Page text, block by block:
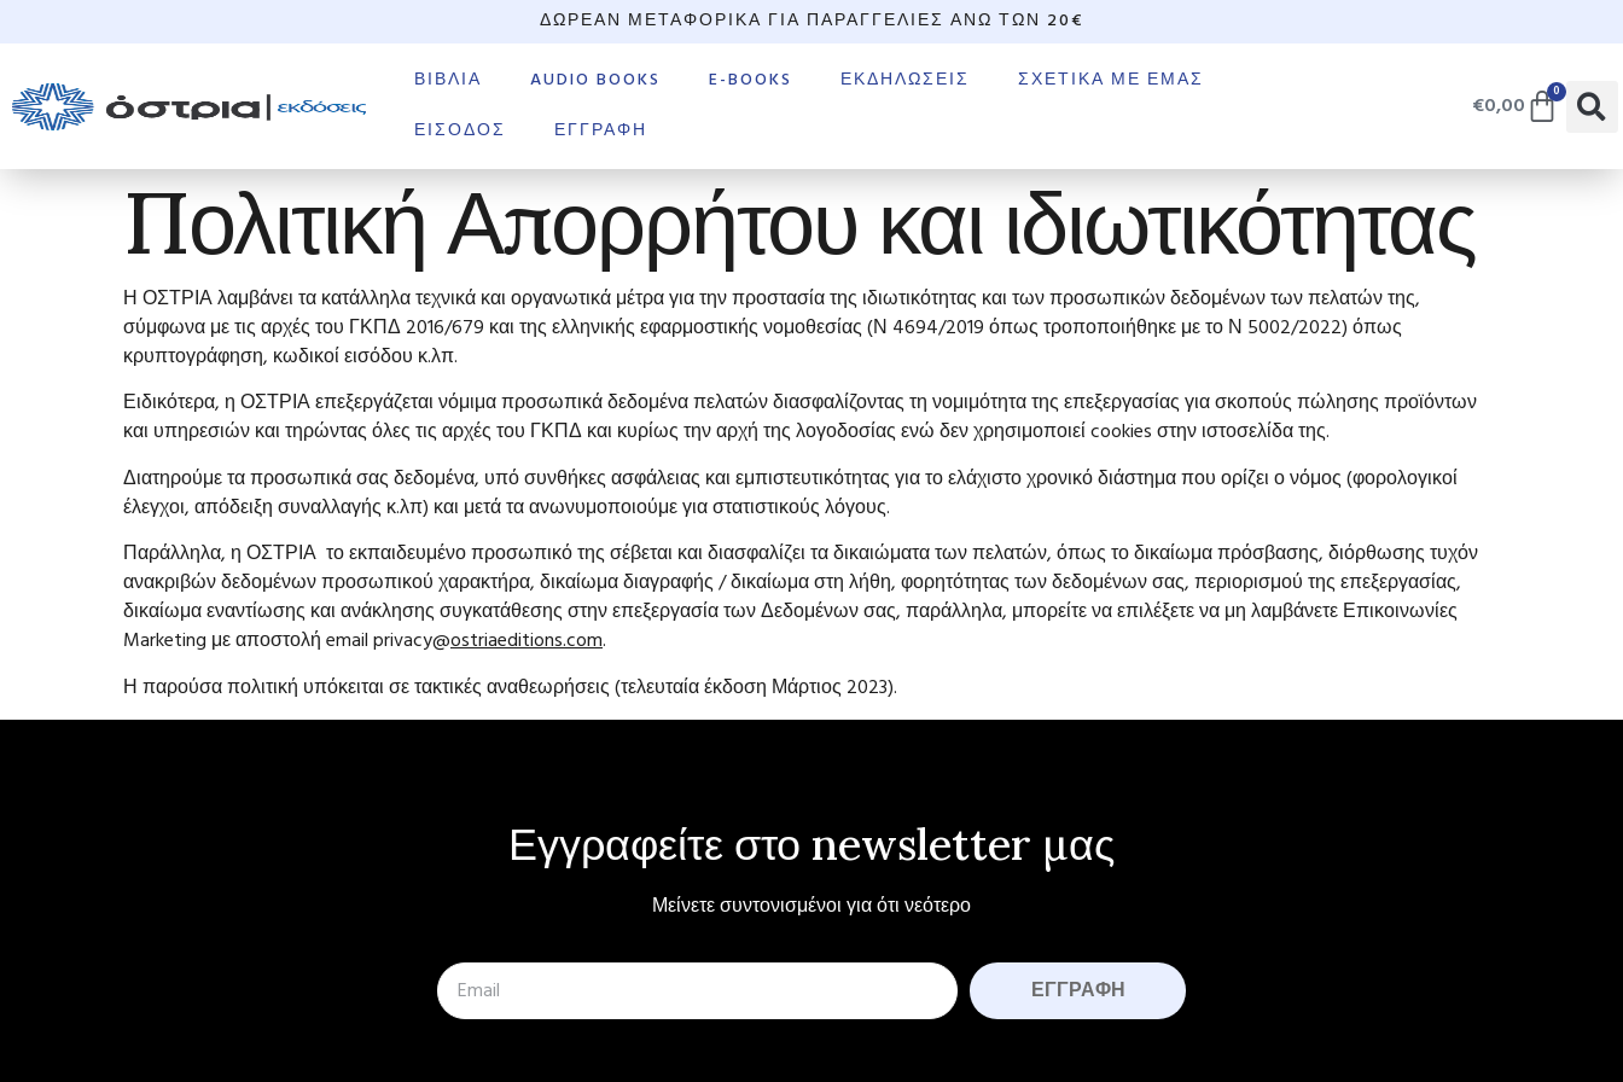
ΔΩΡΕΆΝ ΜΕΤΑΦΟΡΙΚΆ ΓΙΑ ΠΑΡΑΓΓΕΛΊΕΣ ΆΝΩ ΤΩΝ 20€
ΒΙΒΛΊΑ AUDIO BOOKS E-BOOKS ΕΚΔΗΛΏΣΕΙΣ
ΣΧΕΤΙΚΆ ΜΕ ΕΜΆΣ
ΕΊΣΟΔΟΣ
ΕΓΓΡΑΦΉ
€0,00 0
Πολιτική Απορρήτου και ιδιωτικότητας
Η ΟΣΤΡΙΑ λαμβάνει τα κατάλληλα τεχνικά και οργανωτικά μέτρα για την προστασία της ιδιωτικότητας και των προσωπικών δεδομένων των πελατών της,
σύμφωνα με τις αρχές του ΓΚΠΔ 2016/679 και της ελληνικής εφαρμοστικής νομοθεσίας (Ν 4694/2019 όπως τροποποιήθηκε με το Ν 5002/2022) όπως
κρυπτογράφηση, κωδικοί εισόδου κ.λπ.
Ειδικότερα, η ΟΣΤΡΙΑ επεξεργάζεται νόμιμα προσωπικά δεδομένα πελατών διασφαλίζοντας τη νομιμότητα της επεξεργασίας για σκοπούς πώλησης προϊόντων
και υπηρεσιών και τηρώντας όλες τις αρχές του ΓΚΠΔ και κυρίως την αρχή της λογοδοσίας ενώ δεν χρησιμοποιεί cookies στην ιστοσελίδα της.
Διατηρούμε τα προσωπικά σας δεδομένα, υπό συνθήκες ασφάλειας και εμπιστευτικότητας για το ελάχιστο χρονικό διάστημα που ορίζει ο νόμος (φορολογικοί
έλεγχοι, απόδειξη συναλλαγής κ.λπ) και μετά τα ανωνυμοποιούμε για στατιστικούς λόγους.
Παράλληλα, η ΟΣΤΡΙΑ το εκπαιδευμένο προσωπικό της σέβεται και διασφαλίζει τα δικαιώματα των πελατών, όπως το δικαίωμα πρόσβασης, διόρθωσης τυχόν
ανακριβών δεδομένων προσωπικού χαρακτήρα, δικαίωμα διαγραφής / δικαίωμα στη λήθη, φορητότητας των δεδομένων σας, περιορισμού της επεξεργασίας,
δικαίωμα εναντίωσης και ανάκλησης συγκατάθεσης στην επεξεργασία των Δεδομένων σας, παράλληλα, μπορείτε να επιλέξετε να μη λαμβάνετε Επικοινωνίες
Marketing με αποστολή email privacy@ostriaeditions.com.
Η παρούσα πολιτική υπόκειται σε τακτικές αναθεωρήσεις (τελευταία έκδοση Μάρτιος 2023).
Εγγραφείτε στο newsletter μας
Μείνετε συντονισμένοι για ότι νεότερο
ΕΓΓΡΑΦΉ